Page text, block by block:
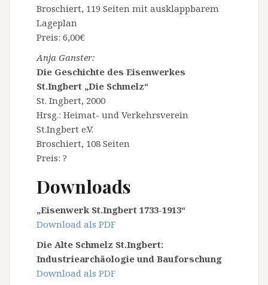
Broschiert, 119 Seiten mit ausklappbarem
Lageplan
Preis: 6,00€
Anja Ganster:
Die Geschichte des Eisenwerkes
St.Ingbert „Die Schmelz“
St. Ingbert, 2000
Hrsg.: Heimat- und Verkehrsverein
St.Ingbert e.V.
Broschiert, 108 Seiten
Preis: ?
Downloads
„Eisenwerk St.Ingbert 1733-1913“
Download als PDF
Die Alte Schmelz St.Ingbert:
Industriearchäologie und Bauforschung
Download als PDF